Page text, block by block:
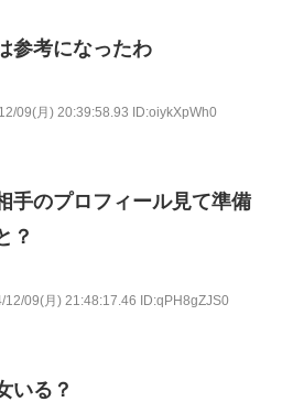
参考になったわ
09(月) 20:39:58.93 ID:oiykXpWh0
手のプロフィール見て準備
？
12/09(月) 21:48:17.46 ID:qPH8gZJS0
いる？